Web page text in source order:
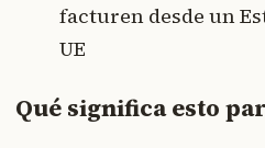
facturen desde un
UE
Qué significa esto